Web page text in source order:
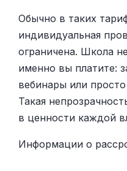
Обычно в таких
индивидуальная
ограничена. Школа
именно вы платите:
вебинары или
Такая
в ценности каждой
Информации о